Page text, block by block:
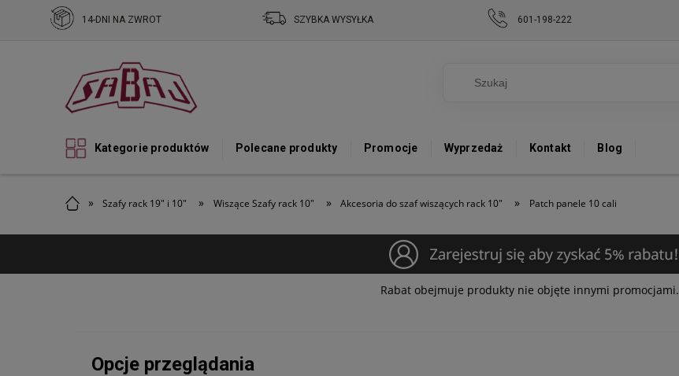
Kategorie produktów Polecane produkty Promocje Wyprzedaż Kontakt Blog
» Szafy rack 19" i 10" » Wiszące Szafy rack 10" » Akcesoria do szaf wiszących rack 10" » Patch panele 10 cali
14-DNI NA ZWROT SZYBKA WYSYŁKA 601-198-222
Rabat obejmuje produkty nie objęte innymi promocjami.
Opcje przeglądania